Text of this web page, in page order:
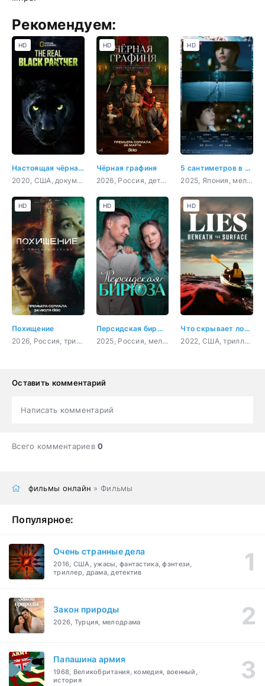
Рекомендуем:
Настоящая чёрная пантера
2020, США, документальный, короткометражка
HD
Чёрная графиня
2026, Россия, детектив, триллер
HD
5 сантиметров в секунду
2025, Япония, мелодрама, драма
HD
Похищение
2026, Россия, триллер, детектив
HD
Персидская бирюза
2025, Россия, мелодрама, криминал
HD
Что скрывает ложь
2022, США, триллер, драма
HD
Оставить комментарий
Написать комментарий
Всего комментариев0
фильмы онлайн » Фильмы
Популярное:
Очень странные дела
2016, США, ужасы, фантастика, фэнтези,
триллер, драма, детектив
Закон природы
2026, Турция, мелодрама
Папашина армия
1968, Великобритания, комедия, военный,
история